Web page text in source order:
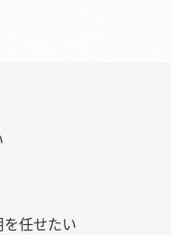
任せたい